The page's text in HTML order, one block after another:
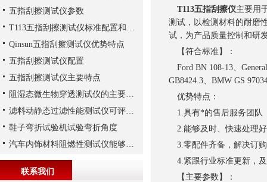
T113五指刮擦仪主要用
测试，以检测材料的耐磨
试，为产品质量控制和研
【符合标准】：
Ford BN 108-13、
GB8424.3、BMW GS
优势特点：
1.具有*的售后服务团队
2.能够及时、快速处理
3.零配件齐备，解决订
4.紧跟行业标准更新，
【主要参数】：
五指刮擦测试仪参数
T113五指刮擦测试仪标准配置和可选配件
Qinsun五指刮擦测试仪优势特点
五指刮擦测试仪配置
五指刮擦测试仪主要特点
阻湿态微生物穿透测试仪的主要应用领域介绍
滤料动静态过滤性能测试仪可评估生物安全柜中使用的过滤材料
鞋子弯折试验机试验弯折角度
汽车内饰材料阻燃性测试仪能够测试多种不同的内饰材料
联系我们